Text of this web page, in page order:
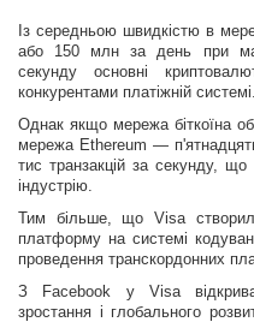
Із середньою швидкістю в
або 150 млн за день при
секунду основні
конкурентами платіжній системі.
Однак якщо мережа біткоїна
мережа Ethereum —
тис транзакцій за секунду,
індустрію.
Тим більше, що Visa
платформу на системі
проведення транскордонних
З Facebook у Visa
зростання і глобального